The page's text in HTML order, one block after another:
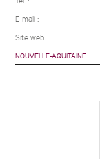
E-mail :
Site web :
NOUVELLE-AQUITAINE